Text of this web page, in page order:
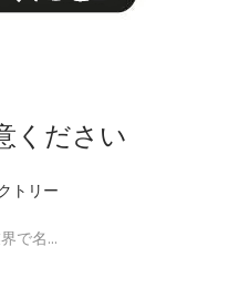
ください
トリー
で名…